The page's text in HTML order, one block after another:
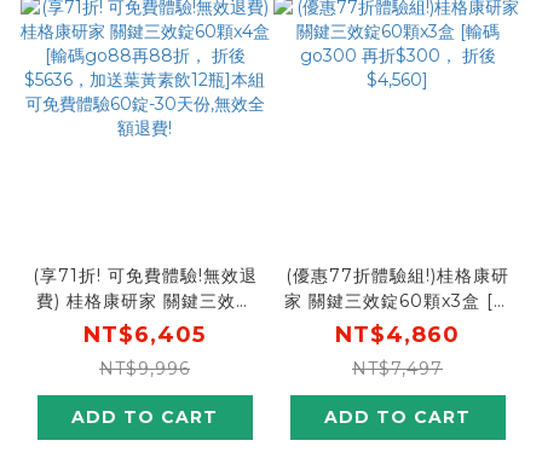
(享71折! 可免費體驗!無效退
費) 桂格康研家 關鍵三效錠
60顆x4盒 [輸碼go88再88
折， 折後$5636，加送葉黃
素飲12瓶]本組可免費體驗
NT$6,405
NT$9,996
ADD TO CART
(優惠77折體驗組!)桂格康研
家 關鍵三效錠60顆x3盒 [輸
碼go300 再折$300， 折
後$4,560]
NT$4,860
NT$7,497
ADD TO CART